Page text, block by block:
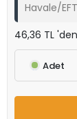
Havale/
46,36 TL
Adet